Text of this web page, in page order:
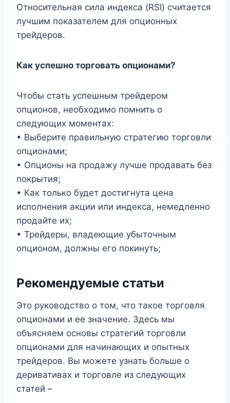
Относительная сила индекса (RSI) считается
лучшим показателем для опционных
трейдеров.
Как успешно торговать опционами?
Чтобы стать успешным трейдером
опционов, необходимо помнить о
следующих моментах:
• Выберите правильную стратегию торговли
опционами;
• Опционы на продажу лучше продавать без
покрытия;
• Как только будет достигнута цена
исполнения акции или индекса, немедленно
продайте их;
• Трейдеры, владеющие убыточным
опционом, должны его покинуть;
Рекомендуемые статьи
Это руководство о том, что такое торговля
опционами и ее значение. Здесь мы
объясняем основы стратегий торговли
опционами для начинающих и опытных
трейдеров. Вы можете узнать больше о
деривативах и торговле из следующих
статей –